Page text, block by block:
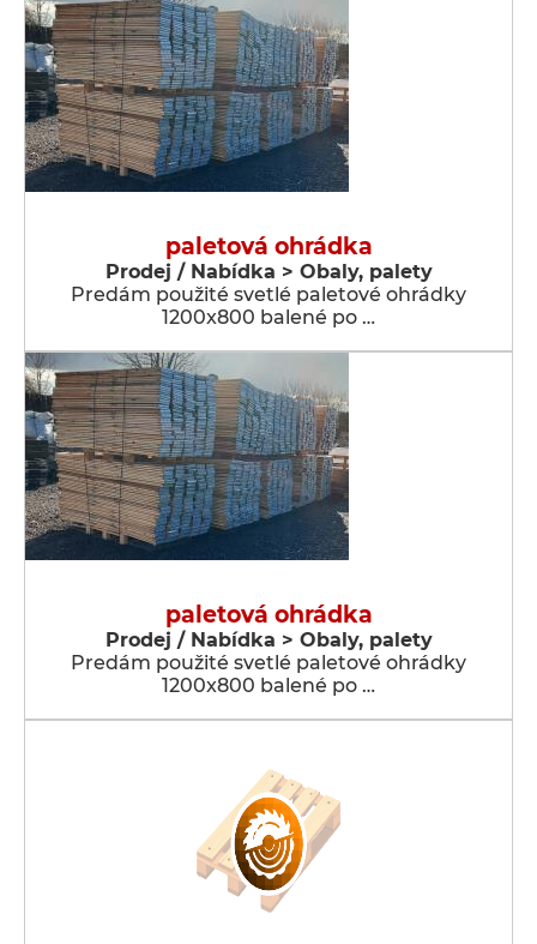
paletová ohrádka
Prodej / Nabídka > Obaly, palety
Predám použité svetlé paletové ohrádky
1200x800 balené po …
paletová ohrádka
Prodej / Nabídka > Obaly, palety
Predám použité svetlé paletové ohrádky
1200x800 balené po …